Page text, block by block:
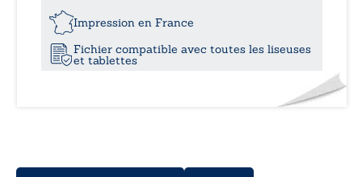
Impression en France
Fichier compatible avec toutes les liseuses
et tablettes